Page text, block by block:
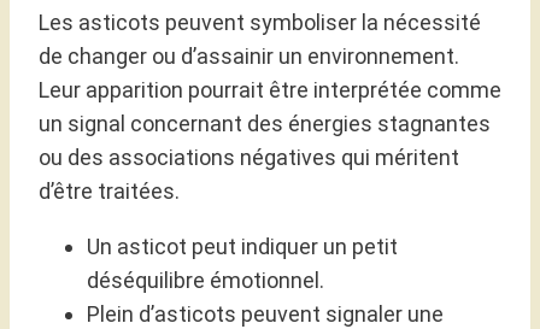
Les asticots peuvent symboliser la nécessité
de changer ou d’assainir un environnement.
Leur apparition pourrait être interprétée comme
un signal concernant des énergies stagnantes
ou des associations négatives qui méritent
d’être traitées.
Un asticot peut indiquer un petit
déséquilibre émotionnel.
Plein d’asticots peuvent signaler une